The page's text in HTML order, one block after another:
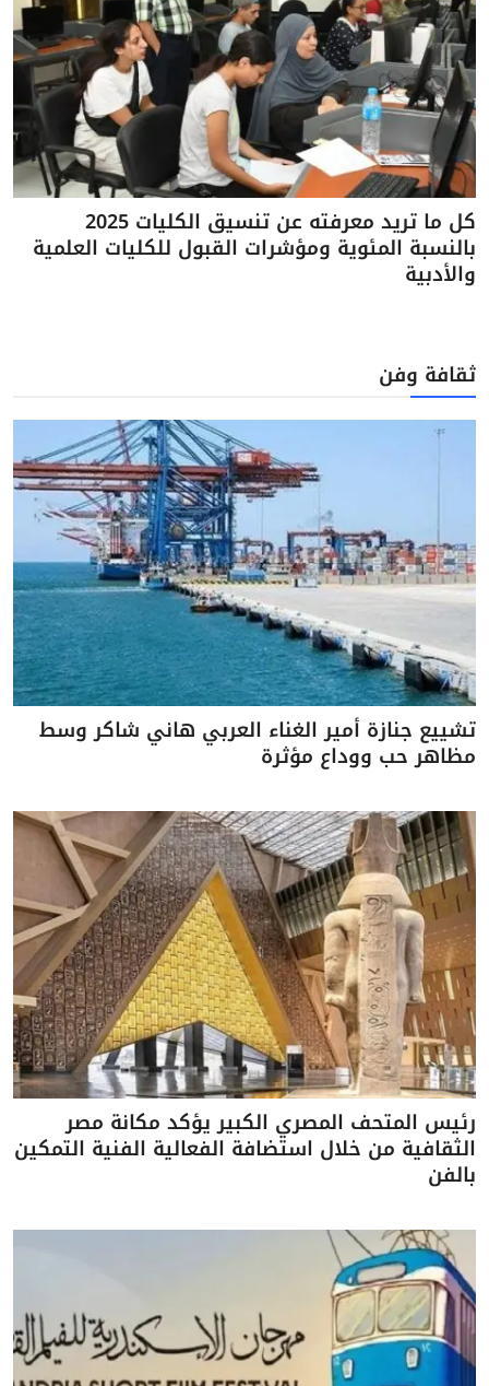
كل ما تريد معرفته عن تنسيق الكليات 2025
بالنسبة المئوية ومؤشرات القبول للكليات العلمية
والأدبية
ثقافة وفن
تشييع جنازة أمير الغناء العربي هاني شاكر وسط
مظاهر حب ووداع مؤثرة
رئيس المتحف المصري الكبير يؤكد مكانة مصر
الثقافية من خلال استضافة الفعالية الفنية التمكين
بالفن